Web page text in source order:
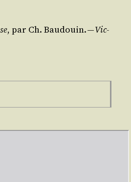
, par Ch. Bau­douin. —Vic­